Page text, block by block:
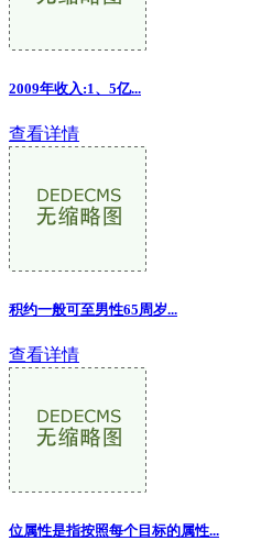
2009年收入:1、5亿...
查看详情
积约一般可至男性65周岁...
查看详情
位属性是指按照每个目标的属性...